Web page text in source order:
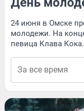
24 июня в Омске
молодежи. На
певица Клава Кока.